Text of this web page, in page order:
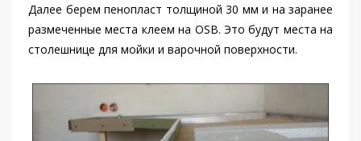
Далее берем пенопласт толщиной 30 мм и на заранее
размеченные места клеем на OSB. Это будут места на
столешнице для мойки и варочной поверхности.